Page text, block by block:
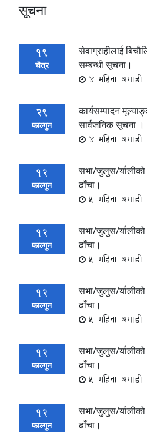
सूचना
19
चैत्र
सेवाग्राहीलाई
सम्बन्धी सूचना।
4 महिना अगाडी
29
फाल्गुन
कार्यसम्पादन
सार्वजनिक सूचना ।
4 महिना अगाडी
12
फाल्गुन
सभा/जुलुस/र्यालीको
ढाँचा।
5 महिना अगाडी
12
फाल्गुन
सभा/जुलुस/र्यालीको
ढाँचा।
5 महिना अगाडी
12
फाल्गुन
सभा/जुलुस/र्यालीको
ढाँचा।
5 महिना अगाडी
12
फाल्गुन
सभा/जुलुस/र्यालीको
ढाँचा।
5 महिना अगाडी
12
फाल्गुन
सभा/जुलुस/र्यालीको
ढाँचा।